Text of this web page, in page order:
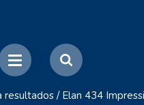
resultados/ Elan 434